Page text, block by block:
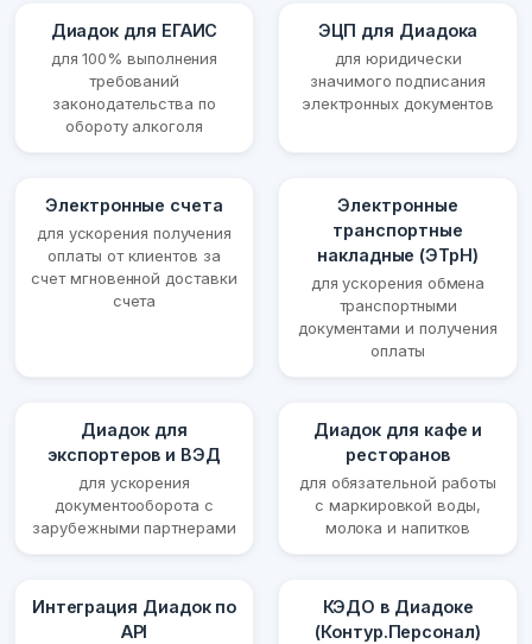
Диадок для ЕГАИС
для 100% выполнения
требований
законодательства по
обороту алкоголя
ЭЦП для Диадока
для юридически
значимого подписания
электронных документов
Электронные счета
для ускорения получения
оплаты от клиентов за
счет мгновенной доставки
счета
Электронные
транспортные
накладные (ЭТрН)
для ускорения обмена
транспортными
документами и получения
оплаты
Диадок для
экспортеров и ВЭД
для ускорения
документооборота с
зарубежными партнерами
Диадок для кафе и
ресторанов
для обязательной работы
с маркировкой воды,
молока и напитков
Интеграция Диадок по
API
КЭДО в Диадоке
(Контур.Персонал)